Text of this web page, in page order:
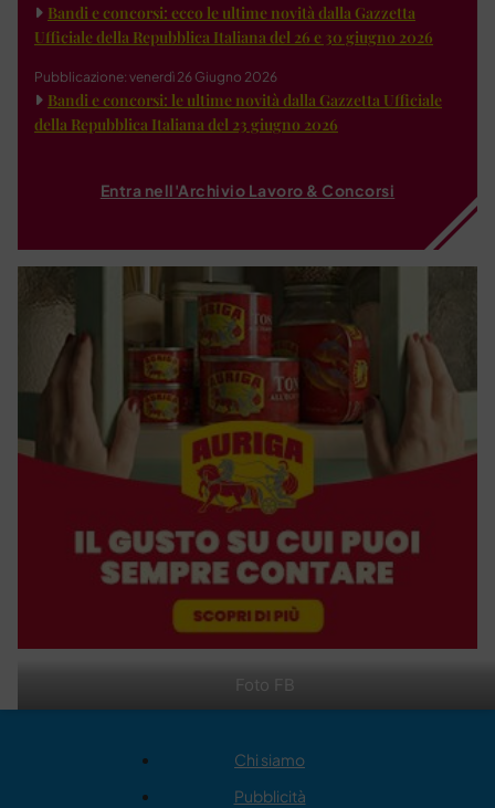
Foto FB
Bandi e concorsi: ecco le ultime novità dalla Gazzetta
Ufficiale della Repubblica Italiana del 26 e 30 giugno 2026
Pubblicazione: venerdì 26 Giugno 2026
Bandi e concorsi: le ultime novità dalla Gazzetta Ufficiale
della Repubblica Italiana del 23 giugno 2026
Entra nell'Archivio Lavoro & Concorsi
Chi siamo
Pubblicità